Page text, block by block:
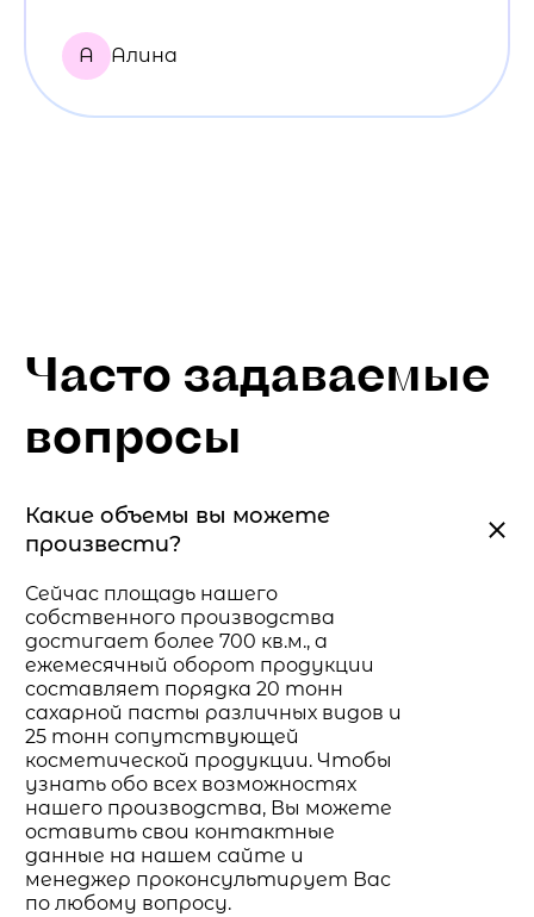
А Алина
Часто задаваемые
вопросы
Какие объемы вы можете
произвести?
Сейчас площадь нашего
собственного производства
достигает более 700 кв.м., а
ежемесячный оборот продукции
составляет порядка 20 тонн
сахарной пасты различных видов и
25 тонн сопутствующей
косметической продукции. Чтобы
узнать обо всех возможностях
нашего производства, Вы можете
оставить свои контактные
данные на нашем сайте и
менеджер проконсультирует Вас
по любому вопросу.